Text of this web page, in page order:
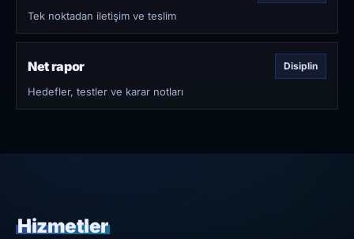
Tek noktadan iletişim ve teslim
Net rapor Disiplin
Hedefler, testler ve karar notları
Hizmetler